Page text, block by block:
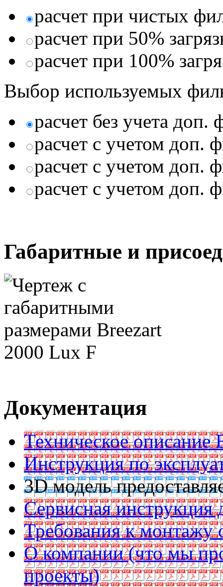
расчет при чистых
расчет при 50%
расчет при 100%
Выбор используемых
расчет без учета доп.
расчет с учетом доп.
расчет с учетом доп.
расчет с учетом доп.
Габаритные и
Документация
Техническое
Инструкция по
3D модель
Сервисная инструкция
Требования к монтажу
О компании (что мы
проекты)